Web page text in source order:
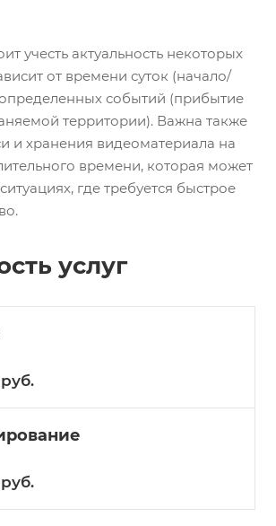
учесть актуальность некоторых
от времени суток (начало/
событий (прибытие
территории). Важна также
и хранения видеоматериала на
времени, которая может
где требуется быстрое
услуг
руб.
руб.